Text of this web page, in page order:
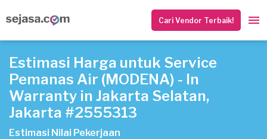
Cari Vendor Terbaik!
Estimasi Harga untuk Service
Pemanas Air (MODENA) - In
Warranty in Jakarta Selatan,
Jakarta #2555313
Estimasi Nilai Pekerjaan